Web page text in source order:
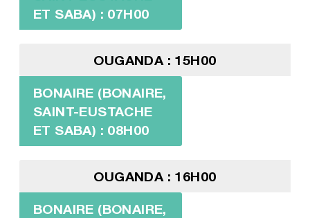
ET SABA) : 07H00
OUGANDA : 15H00
BONAIRE (BONAIRE,
SAINT-EUSTACHE
ET SABA) : 08H00
OUGANDA : 16H00
BONAIRE (BONAIRE,